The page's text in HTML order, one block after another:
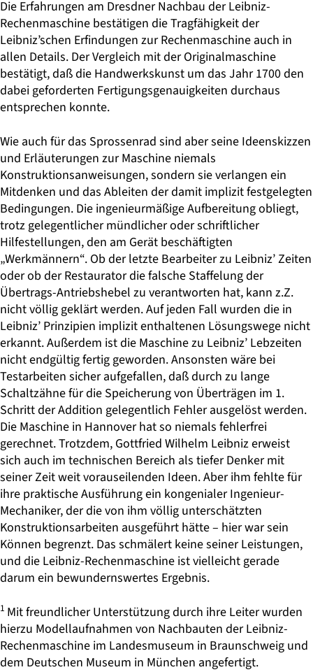
Die Erfahrungen am Dresdner Nachbau der Leibniz-
Rechenmaschine bestätigen die Tragfähigkeit der
Leibniz’schen Erfindungen zur Rechenmaschine auch in
allen Details. Der Vergleich mit der Originalmaschine
bestätigt, daß die Handwerkskunst um das Jahr 1700 den
dabei geforderten Fertigungsgenauigkeiten durchaus
entsprechen konnte.
Wie auch für das Sprossenrad sind aber seine Ideenskizzen
und Erläuterungen zur Maschine niemals
Konstruktionsanweisungen, sondern sie verlangen ein
Mitdenken und das Ableiten der damit implizit festgelegten
Bedingungen. Die ingenieurmäßige Aufbereitung obliegt,
trotz gelegentlicher mündlicher oder schriftlicher
Hilfestellungen, den am Gerät beschäftigten
„Werkmännern“. Ob der letzte Bearbeiter zu Leibniz’ Zeiten
oder ob der Restaurator die falsche Staffelung der
Übertrags-Antriebshebel zu verantworten hat, kann z.Z.
nicht völlig geklärt werden. Auf jeden Fall wurden die in
Leibniz’ Prinzipien implizit enthaltenen Lösungswege nicht
erkannt. Außerdem ist die Maschine zu Leibniz’ Lebzeiten
nicht endgültig fertig geworden. Ansonsten wäre bei
Testarbeiten sicher aufgefallen, daß durch zu lange
Schaltzähne für die Speicherung von Überträgen im 1.
Schritt der Addition gelegentlich Fehler ausgelöst werden.
Die Maschine in Hannover hat so niemals fehlerfrei
gerechnet. Trotzdem, Gottfried Wilhelm Leibniz erweist
sich auch im technischen Bereich als tiefer Denker mit
seiner Zeit weit vorauseilenden Ideen. Aber ihm fehlte für
ihre praktische Ausführung ein kongenialer Ingenieur-
Mechaniker, der die von ihm völlig unterschätzten
Konstruktionsarbeiten ausgeführt hätte – hier war sein
Können begrenzt. Das schmälert keine seiner Leistungen,
und die Leibniz-Rechenmaschine ist vielleicht gerade
darum ein bewundernswertes Ergebnis.
1 Mit freundlicher Unterstützung durch ihre Leiter wurden
hierzu Modellaufnahmen von Nachbauten der Leibniz-
Rechenmaschine im Landesmuseum in Braunschweig und
dem Deutschen Museum in München angefertigt.